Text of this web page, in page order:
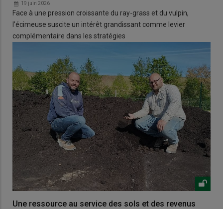
19 juin 2026
Face à une pression croissante du ray-grass et du vulpin,
l’écimeuse suscite un intérêt grandissant comme levier
complémentaire dans les stratégies
Une ressource au service des sols et des revenus